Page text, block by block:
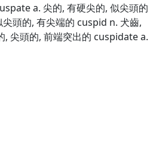
a. 尖的, 有硬尖的, 似尖頭的
頭的, 有尖端的 cuspid n. 犬齒,
, 尖頭的, 前端突出的 cuspidate a.